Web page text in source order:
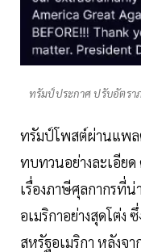
ทรัมป์ประกาศ ปรับอัตรา
ทรัมป์โพสต์ผ่านแพล
ทบทวนอย่างละเอีย
เรื่องภาษีศุลกากรที่
อเมริกาอย่างสุดโต่ง
สหรัฐอเมริกา หลังจ